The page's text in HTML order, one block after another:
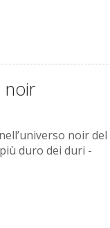
noir
noir del
duro dei duri -